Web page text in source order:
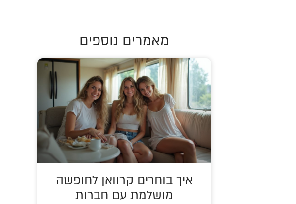
מאמרים נוספים
איך בוחרים קרוואן לחופשה
מושלמת עם חברות